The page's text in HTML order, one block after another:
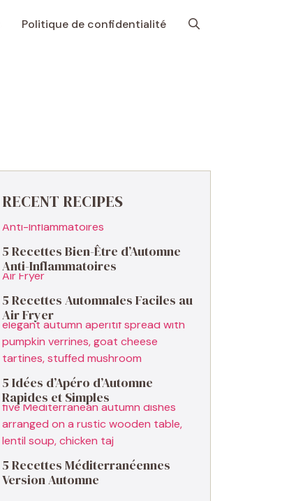
Politique de confidentialité
RECENT RECIPES
5 Recettes Bien-Être d’Automne
Anti-Inflammatoires
5 Recettes Automnales Faciles au
Air Fryer
5 Idées d’Apéro d’Automne
Rapides et Simples
5 Recettes Méditerranéennes
Version Automne